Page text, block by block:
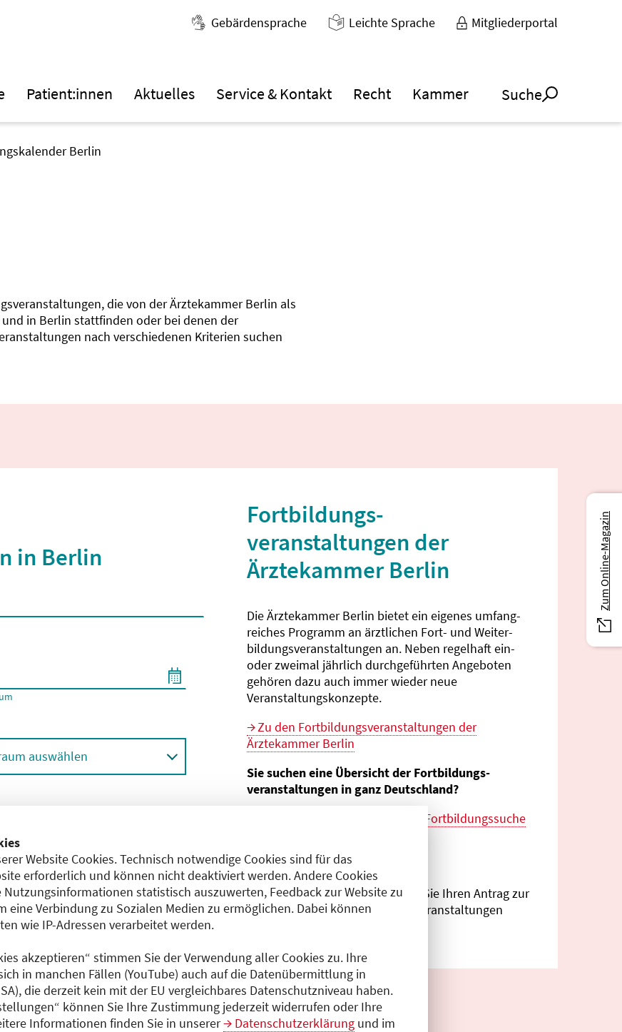
Website Cookies. Technisch notwendige Cookies sind für das
erforderlich und können nicht deaktiviert werden. Andere Cookies
statistisch auszuwerten, Feedback zur Website zu
eine Verbindung zu Sozialen Medien zu ermöglichen. Dabei können
wie IP-Adressen verarbeitet werden.
akzeptieren“ stimmen Sie der Verwendung aller Cookies zu. Ihre
in manchen Fällen (YouTube) auch auf die Datenübermittlung in
die derzeit kein mit der EU vergleichbares Datenschutzniveau haben.
können Sie Ihre Zustimmung jederzeit widerrufen oder Ihre
Informationen finden Sie in unserer
Datenschutzerklärung und im
Gebärdensprache Leichte Sprache Mitgliederportal
Patient:innen Aktuelles Service & Kontakt Recht Kammer Suche
Berlin
die von der Ärztekammer Berlin als
in Berlin stattfinden oder bei denen der
nach verschiedenen Kriterien suchen
in Berlin
eingegeben wurden.
auswählen
Ergebnisse drucken
Fortbildungs­
veranstaltungen der
Ärztekammer Berlin
Die Ärztekammer Berlin bietet ein eigenes umfang­
reiches Programm an ärztlichen Fort- und Weiter­
bildungs­veranstaltungen an. Neben regelhaft ein-
oder zweimal jährlich durch­geführten Angeboten
gehören dazu auch immer wieder neue
Veranstaltungs­konzepte.
Zu den Fortbildungs­veranstaltungen der
Ärztekammer Berlin
Sie suchen eine Übersicht der Fortbildungs­
veranstaltungen in ganz Deutschland?
bundes­weiten Fortbildungs­suche
Sie sind Veranstalter?
Im
CME-Antragsportalkönnen Sie Ihren Antrag zur
Anerkennung von Fortbildungs­veranstaltungen
Zum Online-Magazin